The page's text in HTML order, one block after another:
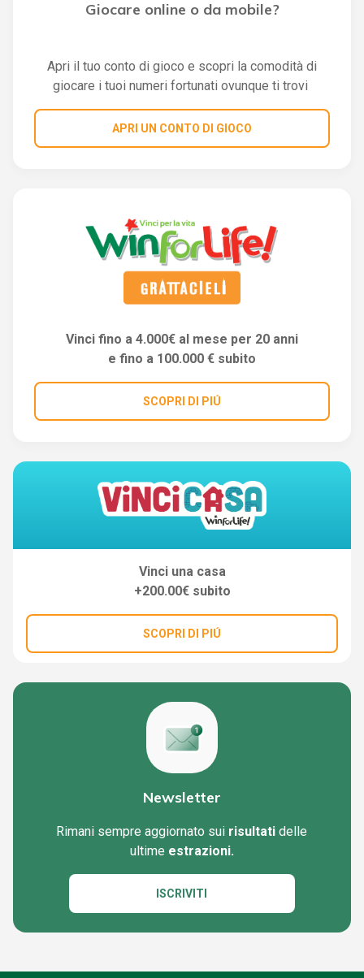
Giocare online o da mobile?
Apri il tuo conto di gioco e scopri la comodità di
giocare i tuoi numeri fortunati ovunque ti trovi
APRI UN CONTO DI GIOCO
Vinci fino a 4.000€ al mese per 20 anni
e fino a 100.000 € subito
SCOPRI DI PIÚ
Vinci una casa
+200.00€ subito
SCOPRI DI PIÚ
Newsletter
Rimani sempre aggiornato sui risultati delle
ultime estrazioni.
ISCRIVITI